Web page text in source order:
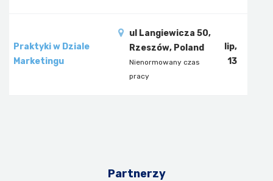
Praktyki w Dziale
Marketingu
ul Langiewicza 50,
Rzeszów, Poland
Nienormowany czas
pracy
lip,
13
Partnerzy